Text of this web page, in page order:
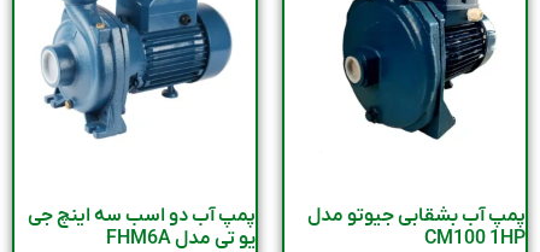
پمپ آب بشقابی جیوتو مدل
CM100 1HP
پمپ آب دو اسب سه اینچ جی
یو تی مدل FHM6A